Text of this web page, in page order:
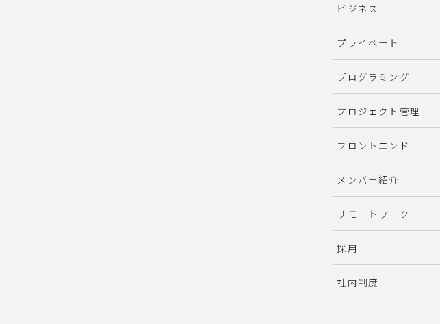
ビジネス
プライベート
プログラミング
プロジェクト管理
フロントエンド
メンバー紹介
リモートワーク
採用
社内制度